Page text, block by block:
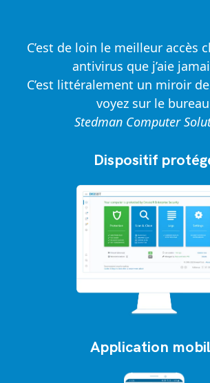
C’est de loin le meilleur accès
antivirus que j’aie
C’est littéralement un miroir
voyez sur le
Stedman Computer
Dispositif
Application